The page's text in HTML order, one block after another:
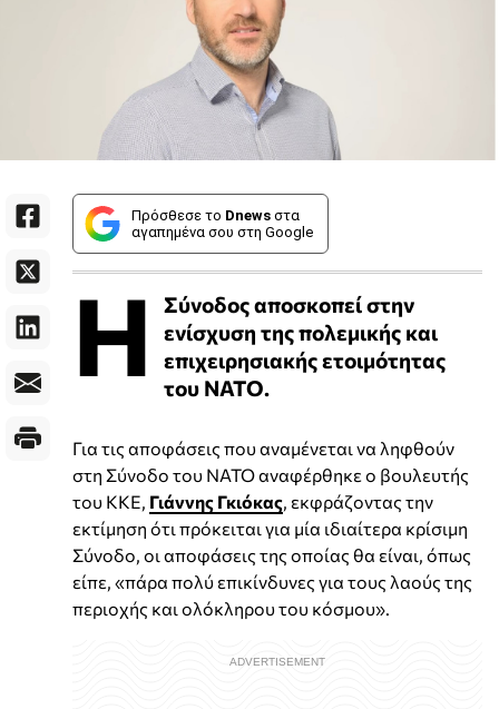
Πρόσθεσε το Dnews στα
αγαπημένα σου στη Google
Η
Σύνοδος αποσκοπεί στην
ενίσχυση της πολεμικής και
επιχειρησιακής ετοιμότητας
του ΝΑΤΟ.
Για τις αποφάσεις που αναμένεται να ληφθούν
στη Σύνοδο του ΝΑΤΟ αναφέρθηκε ο βουλευτής
του ΚΚΕ, Γιάννης Γκιόκας , εκφράζοντας την
εκτίμηση ότι πρόκειται για μία ιδιαίτερα κρίσιμη
Σύνοδο, οι αποφάσεις της οποίας θα είναι, όπως
είπε, «πάρα πολύ επικίνδυνες για τους λαούς της
περιοχής και ολόκληρου του κόσμου».